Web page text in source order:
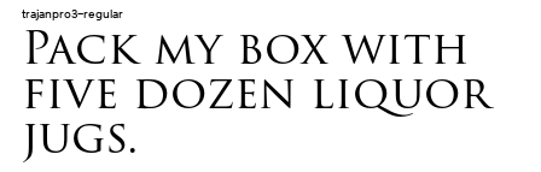
trajanpro3-regular
Pack my box with
five dozen liquor
jugs.